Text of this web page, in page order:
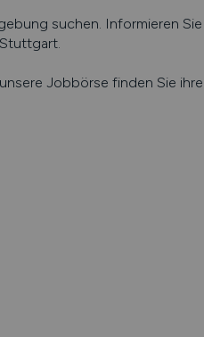
suchen. Informieren
Stuttgart.
Jobbörse finden Sie